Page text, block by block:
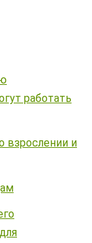
работать
взрослении и